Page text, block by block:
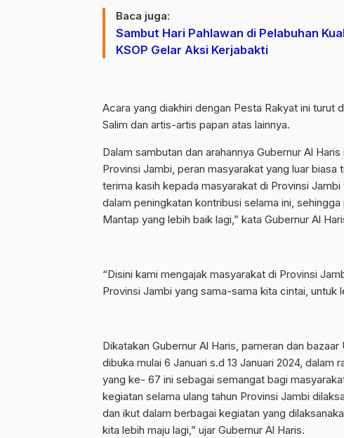
Baca juga:
Sambut Hari Pahlawan di Pelabuhan
KSOP Gelar Aksi Kerjabakti
Acara yang diakhiri dengan Pesta Rakyat ini turut
Salim dan artis-artis papan atas lainnya.
Dalam sambutan dan arahannya Gubernur Al
Provinsi Jambi, peran masyarakat yang luar
terima kasih kepada masyarakat di Provinsi
dalam peningkatan kontribusi selama ini,
Mantap yang lebih baik lagi,” kata Gubernur Al
“Disini kami mengajak masyarakat di Provinsi
Provinsi Jambi yang sama-sama kita cintai, untuk
Dikatakan Gubernur Al Haris, pameran dan
dibuka mulai 6 Januari s.d 13 Januari 2024,
yang ke- 67 ini sebagai semangat bagi
kegiatan selama ulang tahun Provinsi Jambi
dan ikut dalam berbagai kegiatan yang
kita lebih maju lagi,” ujar Gubernur Al Haris.